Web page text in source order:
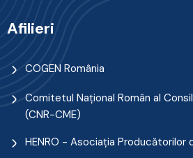
Afilieri
COGEN România
Comitetul Naţional Român al
(CNR-CME)
HENRO - Asociația Producătorilor